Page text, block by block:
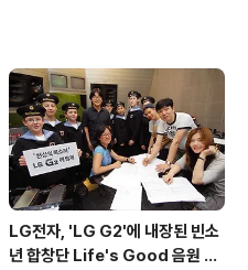
을 사용하는
입니다. 또한,
위해 상단에
는 노치 디자인
면 디자인은 원
LG전자, 'LG G2'에 내장된 빈소
년 합창단 Life's Good 음원 공